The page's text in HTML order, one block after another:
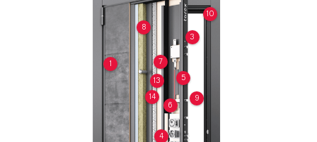
1
3
4
5
6
7
8
9
10
13
14